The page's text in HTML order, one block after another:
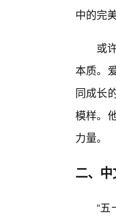
中的完
或
本质。
同成长
模样。
力量。
二、
“